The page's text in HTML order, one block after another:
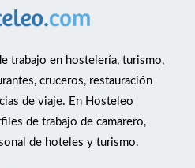
trabajo en hostelería, turismo,
cruceros, restauración
de viaje. En Hosteleo
de trabajo de camarero,
de hoteles y turismo.